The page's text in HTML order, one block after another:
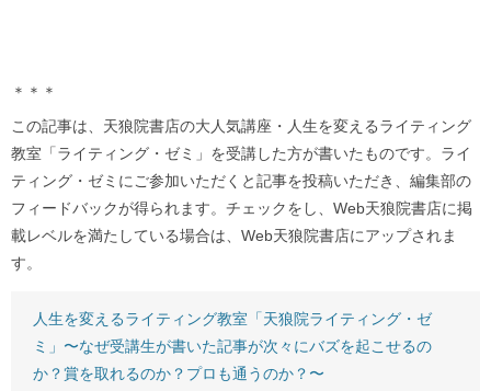
＊＊＊
この記事は、天狼院書店の大人気講座・人生を変えるライティング
教室「ライティング・ゼミ」を受講した方が書いたものです。ライ
ティング・ゼミにご参加いただくと記事を投稿いただき、編集部の
フィードバックが得られます。チェックをし、Web天狼院書店に掲
載レベルを満たしている場合は、Web天狼院書店にアップされま
す。
人生を変えるライティング教室「天狼院ライティング・ゼ
ミ」〜なぜ受講生が書いた記事が次々にバズを起こせるの
か？賞を取れるのか？プロも通うのか？〜